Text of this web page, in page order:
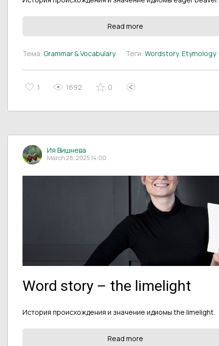
Read more
Тема: Grammar & VocabularyТеги: Wordstory, Etymology
1 1692 0
Ия Вишнева
March 28, 2025 14:00
Word story – the limelight
История происхождения и значение идиомы the limelight.
Read more